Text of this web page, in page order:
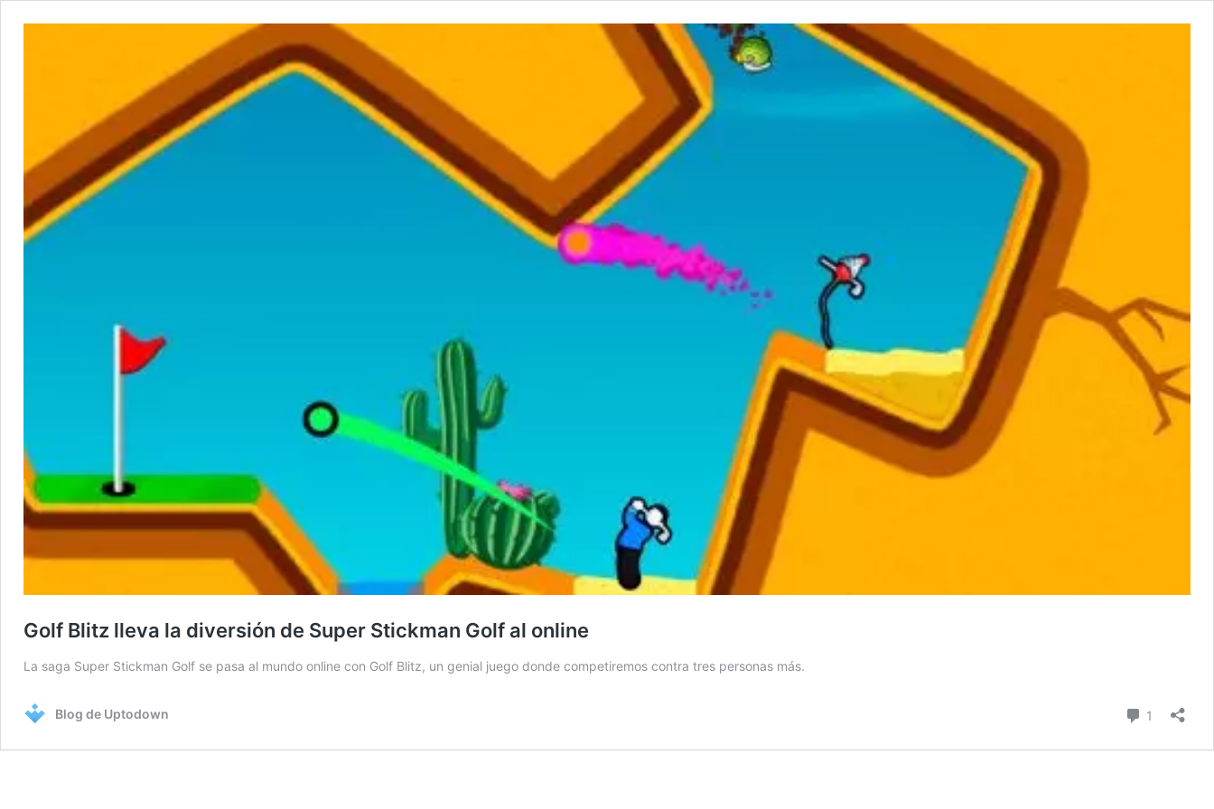
Golf Blitz lleva la diversión de Super Stickman Golf al online
La saga Super Stickman Golf se pasa al mundo online con Golf Blitz, un genial juego donde competiremos contra tres personas más.
Blog de Uptodown 1